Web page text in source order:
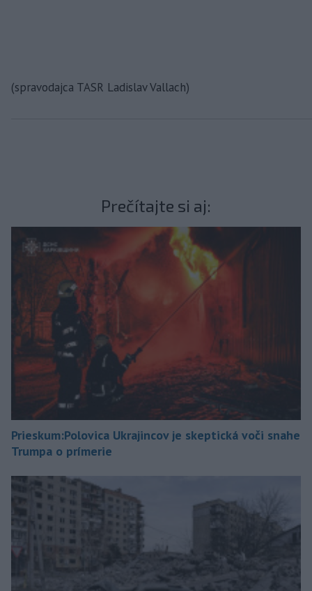
(spravodajca TASR Ladislav Vallach)
Prečítajte si aj:
Prieskum:Polovica Ukrajincov je skeptická voči snahe
Trumpa o prímerie